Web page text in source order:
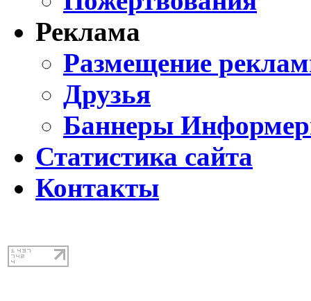
Реклама
Размещение
Друзья
Баннеры
Статистика сайта
Контакты